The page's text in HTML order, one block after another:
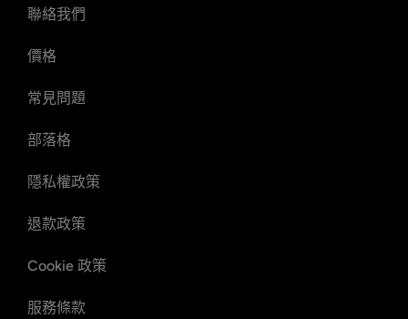
聯絡我們
價格
常見問題
部落格
隱私權政策
退款政策
Cookie 政策
服務條款